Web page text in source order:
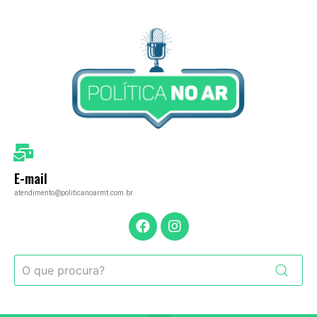
E-mail
atendimento@politicanoarmt.com.br